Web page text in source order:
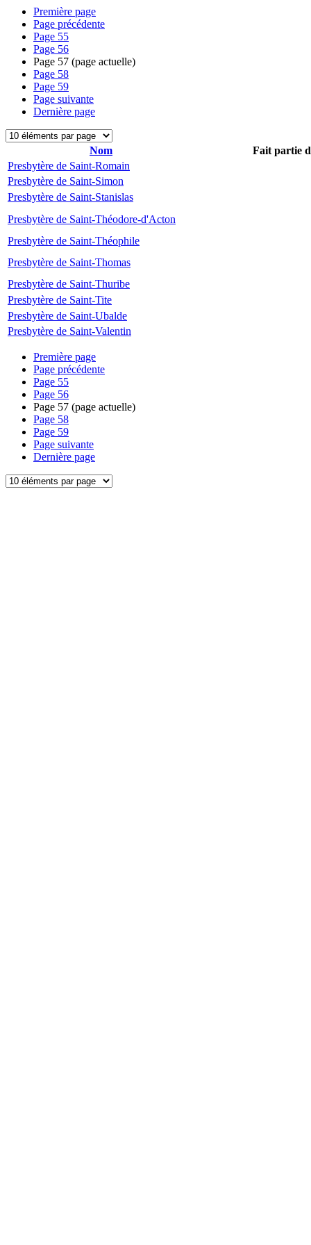
Première page
Page précédente
Page 55
Page 56
Page 57 (page actuelle)
Page 58
Page 59
Page suivante
Dernière page
Nom
Fait partie
Presbytère de Saint-Romain
Presbytère de Saint-Simon
Presbytère de Saint-Stanislas
Presbytère de Saint-Théodore-d'Acton
Presbytère de Saint-Théophile
Presbytère de Saint-Thomas
Presbytère de Saint-Thuribe
Presbytère de Saint-Tite
Presbytère de Saint-Ubalde
Presbytère de Saint-Valentin
Première page
Page précédente
Page 55
Page 56
Page 57 (page actuelle)
Page 58
Page 59
Page suivante
Dernière page